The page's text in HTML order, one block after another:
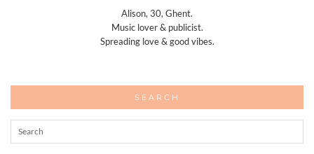
Alison, 30, Ghent.
Music lover & publicist.
Spreading love & good vibes.
SEARCH